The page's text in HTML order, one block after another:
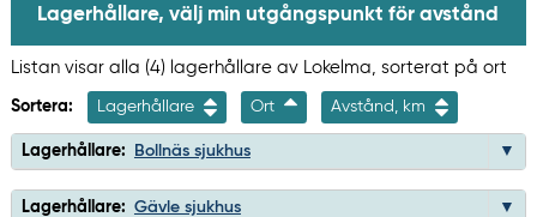
Lagerhållare, välj min utgångspunkt för avstånd
Listan visar alla (4) lagerhållare av Lokelma, sorterat på ort
Sortera: Lagerhållare Ort Avstånd, km
Lagerhållare: Bollnäs sjukhus
Lagerhållare: Gävle sjukhus